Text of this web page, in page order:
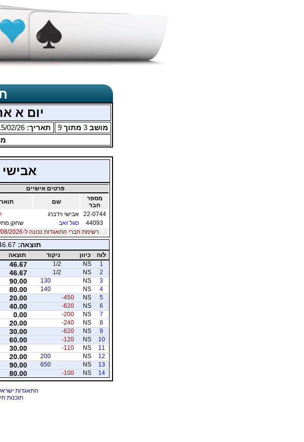
יום א
מושב 3 מתוך 9 תאריך: 02/26
אבישי
פרטים אישיים
מספר
חבר
שם תואר
22-0744
אבישי וידברג
44093
סגל זאב שחקן
רשימת חברי התאגדות נכונה ל-06/08/2026
תוצאה:
לוח כיוון ניקוד תוצאה
1
NS
1/2
46.67
2
NS
1/2
46.67
3
NS
130
90.00
4
NS
140
80.00
5
NS
-450
20.00
6
NS
-620
40.00
7
NS
-200
0.00
8
NS
-240
20.00
9
NS
-620
30.00
10
NS
-120
60.00
11
NS
-110
30.00
12
NS
200
20.00
13
NS
650
90.00
14
NS
-100
80.00
התאגדות ישראלית לברידג'
תוכנות